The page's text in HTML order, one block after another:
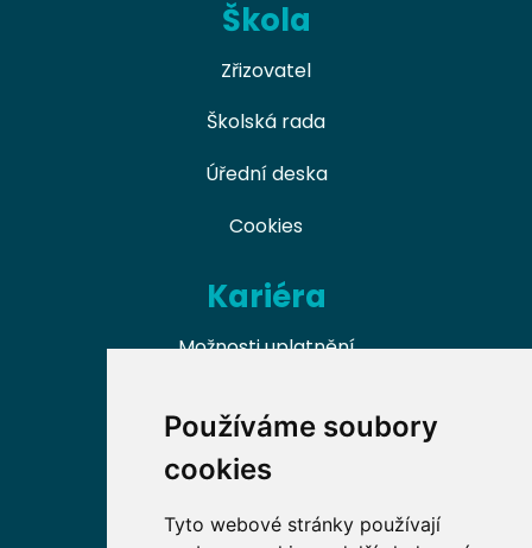
Používáme soubory
cookies
Tyto webové stránky používají
Škola
Zřizovatel
Školská rada
Úřední deska
Cookies
Kariéra
Možnosti uplatnění
Nabídky práce v oboru